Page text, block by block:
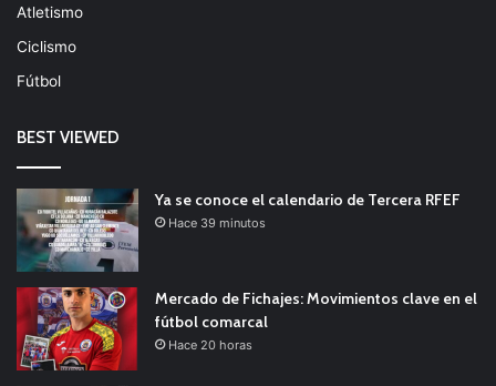
Atletismo
Ciclismo
Fútbol
BEST VIEWED
Ya se conoce el calendario de Tercera RFEF
Hace 39 minutos
Mercado de Fichajes: Movimientos clave en el
fútbol comarcal
Hace 20 horas